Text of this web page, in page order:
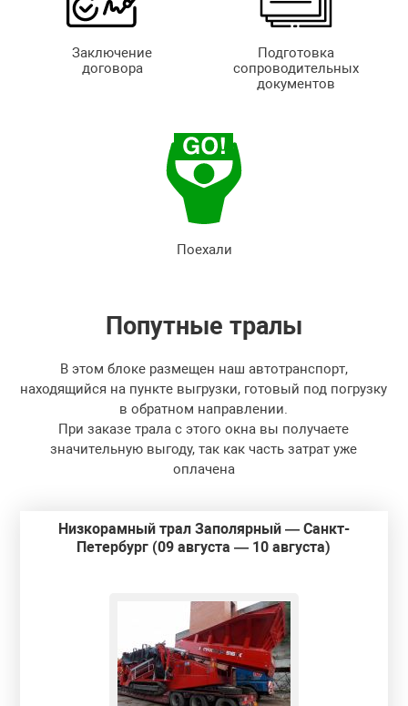
Заключение
договора
Подготовка
сопроводительных
документов
Поехали
Попутные тралы
В этом блоке размещен наш автотранспорт,
находящийся на пункте выгрузки, готовый под погрузку
в обратном направлении.
При заказе трала с этого окна вы получаете
значительную выгоду, так как часть затрат уже
оплачена
Низкорамный трал Заполярный — Санкт-
Петербург (09 августа — 10 августа)